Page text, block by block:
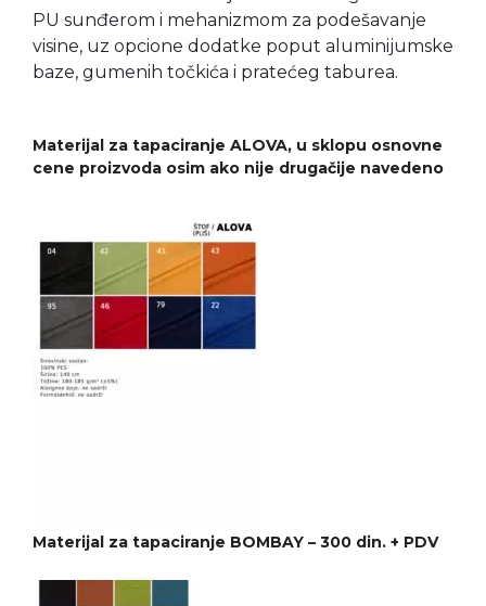
PU sunđerom i mehanizmom za podešavanje
visine, uz opcione dodatke poput aluminijumske
baze, gumenih točkića i pratećeg taburea.
Materijal za tapaciranje ALOVA, u sklopu osnovne
cene proizvoda osim ako nije drugačije navedeno
Materijal za tapaciranje BOMBAY – 300 din. + PDV